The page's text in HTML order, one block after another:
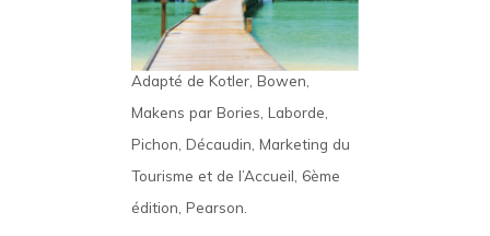
Adapté de Kotler, Bowen,
Makens par Bories, Laborde,
Pichon, Décaudin, Marketing du
Tourisme et de l’Accueil, 6ème
édition, Pearson.